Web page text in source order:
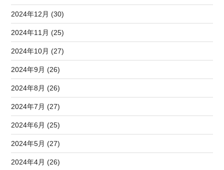
2024年12月 (30)
2024年11月 (25)
2024年10月 (27)
2024年9月 (26)
2024年8月 (26)
2024年7月 (27)
2024年6月 (25)
2024年5月 (27)
2024年4月 (26)